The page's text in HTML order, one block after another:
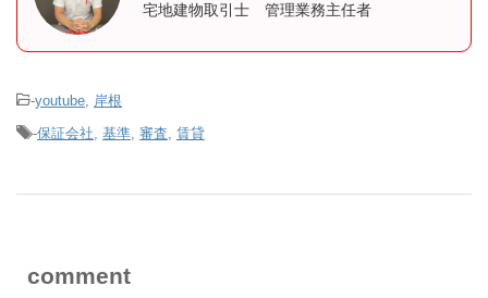
宅地建物取引士 管理業務主任者
-youtube, 岸根
-保証会社, 基準, 審査, 賃貸
comment